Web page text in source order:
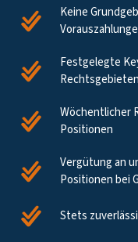
Keine
Festgelegte
Rechtsgebieten
Wöchentlicher
Positionen
Vergütung an
Positionen bei
Stets